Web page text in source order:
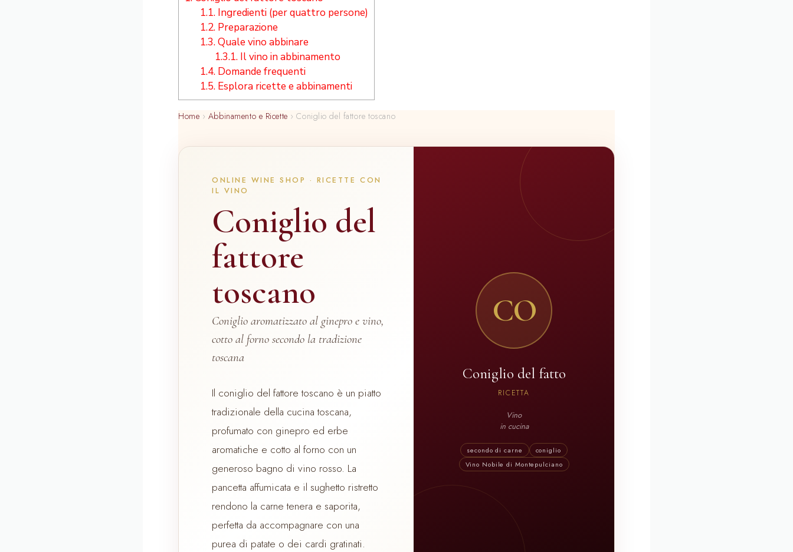
1.1.Ingredienti (per quattro persone)
1.2.Preparazione
1.3.Quale vino abbinare
1.3.1. Il vino in abbinamento
1.4.Domande frequenti
1.5.Esplora ricette e abbinamenti
Home › Abbinamento e Ricette ›Coniglio del fattore toscano
ONLINE WINE SHOP · RICETTE CON
IL VINO
Coniglio del
fattore
toscano
Coniglio aromatizzato al ginepro e vino,
cotto al forno secondo la tradizione
toscana
Il coniglio del fattore toscano è un piatto
tradizionale della cucina toscana,
profumato con ginepro ed erbe
aromatiche e cotto al forno con un
generoso bagno di vino rosso. La
pancetta affumicata e il sughetto ristretto
rendono la carne tenera e saporita,
perfetta da accompagnare con una
purea di patate o dei cardi gratinati.
CO
Coniglio del fatto
RICETTA
Vino
in cucina
secondo di carne
coniglio
Vino Nobile di Montepulciano